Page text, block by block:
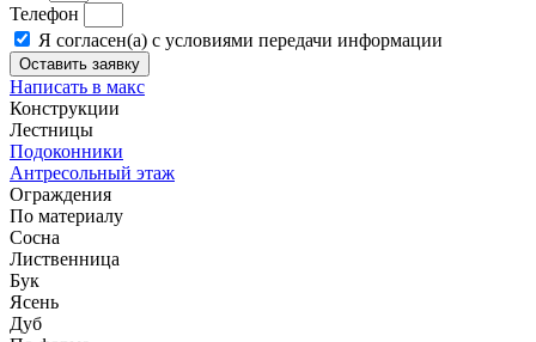
Телефон
Я согласен(а) с условиями передачи информации
Оставить заявку
Написать в макс
Конструкции
Лестницы
Подоконники
Антресольный этаж
Ограждения
По материалу
Сосна
Лиственница
Бук
Ясень
Дуб